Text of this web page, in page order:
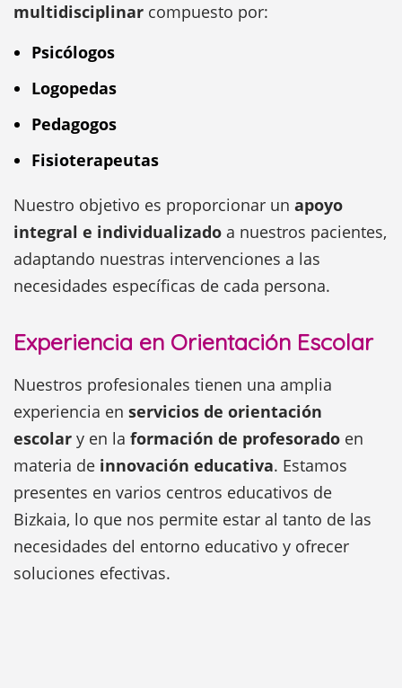
multidisciplinar compuesto por:
Psicólogos
Logopedas
Pedagogos
Fisioterapeutas
Nuestro objetivo es proporcionar un apoyo
integral e individualizado a nuestros pacientes,
adaptando nuestras intervenciones a las
necesidades específicas de cada persona.
Experiencia en Orientación Escolar
Nuestros profesionales tienen una amplia
experiencia en servicios de orientación
escolar y en la formación de profesorado en
materia de innovación educativa. Estamos
presentes en varios centros educativos de
Bizkaia, lo que nos permite estar al tanto de las
necesidades del entorno educativo y ofrecer
soluciones efectivas.